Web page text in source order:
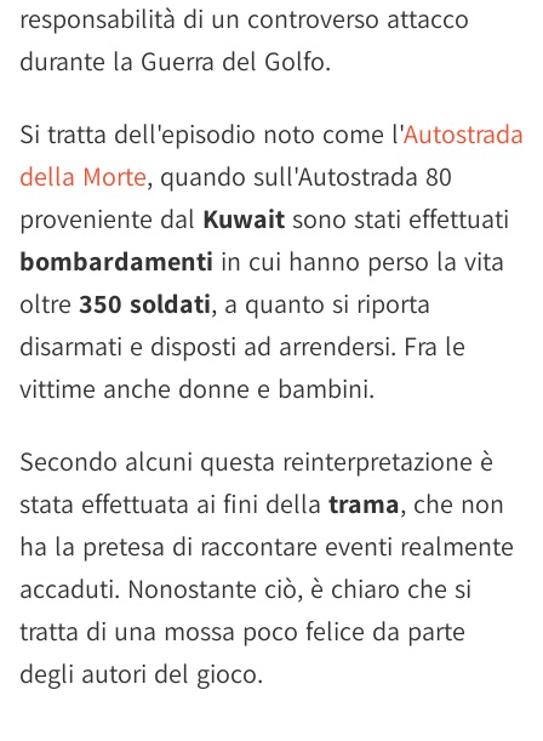
responsabilità di un controverso attacco
durante la Guerra del Golfo.
Si tratta dell'episodio noto come l'Autostrada
della Morte, quando sull'Autostrada 80
proveniente dal Kuwait sono stati effettuati
bombardamenti in cui hanno perso la vita
oltre 350 soldati, a quanto si riporta
disarmati e disposti ad arrendersi. Fra le
vittime anche donne e bambini.
Secondo alcuni questa reinterpretazione è
stata effettuata ai fini della trama, che non
ha la pretesa di raccontare eventi realmente
accaduti. Nonostante ciò, è chiaro che si
tratta di una mossa poco felice da parte
degli autori del gioco.